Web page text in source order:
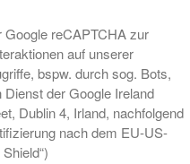
reCAPTCHA zur
auf unserer
bspw. durch sog. Bots,
der Google Ireland
Dublin 4, Irland, nachfolgend
nach dem EU-US-